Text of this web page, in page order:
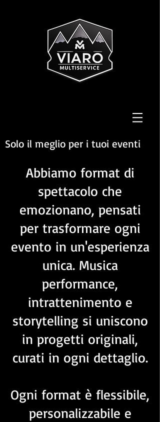
Solo il meglio per i tuoi eventi
Abbiamo format di
spettacolo che
emozionano, pensati
per trasformare ogni
evento in un'esperienza
unica. Musica
performance,
intrattenimento e
storytelling si uniscono
in progetti originali,
curati in ogni dettaglio.
Ogni format è flessibile,
personalizzabile e